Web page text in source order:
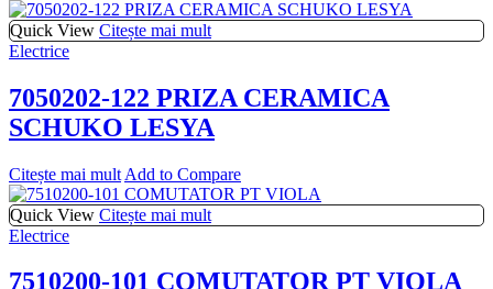
Quick View Citește mai mult
Electrice
7050202-122 PRIZA CERAMICA
SCHUKO LESYA
Citește mai mult Add to Compare
Quick View Citește mai mult
Electrice
7510200-101 COMUTATOR PT VIOLA